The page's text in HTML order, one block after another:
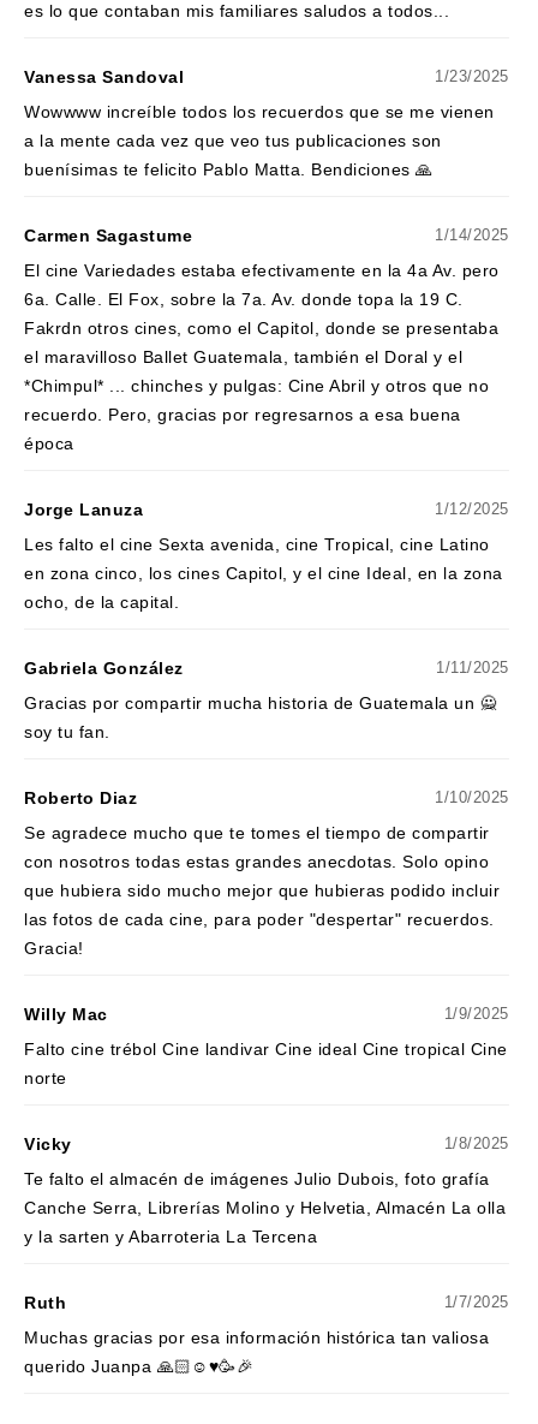
es lo que contaban mis familiares saludos a todos...
Vanessa Sandoval 1/23/2025
Wowwww increíble todos los recuerdos que se me vienen
a la mente cada vez que veo tus publicaciones son
buenísimas te felicito Pablo Matta. Bendiciones 🙏
Carmen Sagastume 1/14/2025
El cine Variedades estaba efectivamente en la 4a Av. pero
6a. Calle. El Fox, sobre la 7a. Av. donde topa la 19 C.
Fakrdn otros cines, como el Capitol, donde se presentaba
el maravilloso Ballet Guatemala, también el Doral y el
*Chimpul* ... chinches y pulgas: Cine Abril y otros que no
recuerdo. Pero, gracias por regresarnos a esa buena
época
Jorge Lanuza 1/12/2025
Les falto el cine Sexta avenida, cine Tropical, cine Latino
en zona cinco, los cines Capitol, y el cine Ideal, en la zona
ocho, de la capital.
Gabriela González 1/11/2025
Gracias por compartir mucha historia de Guatemala un 🙅
soy tu fan.
Roberto Diaz 1/10/2025
Se agradece mucho que te tomes el tiempo de compartir
con nosotros todas estas grandes anecdotas. Solo opino
que hubiera sido mucho mejor que hubieras podido incluir
las fotos de cada cine, para poder "despertar" recuerdos.
Gracia!
Willy Mac 1/9/2025
Falto cine trébol Cine landivar Cine ideal Cine tropical Cine
norte
Vicky 1/8/2025
Te falto el almacén de imágenes Julio Dubois, foto grafía
Canche Serra, Librerías Molino y Helvetia, Almacén La olla
y la sarten y Abarroteria La Tercena
Ruth 1/7/2025
Muchas gracias por esa información histórica tan valiosa
querido Juanpa 🙏🏻☺️♥️🥳🎉